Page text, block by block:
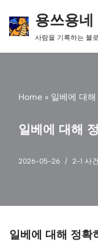
콘
용쓰용네
사람을 기록하는 블
Home » 일베에 대
일베에 대해
2026-05-26 2-1 사
일베에 대해 정확